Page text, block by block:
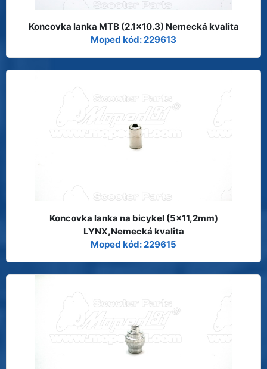
Koncovka lanka MTB (2.1x10.3) Nemecká kvalita
Moped kód: 229613
Koncovka lanka na bicykel (5x11,2mm)
LYNX,Nemecká kvalita
Moped kód: 229615